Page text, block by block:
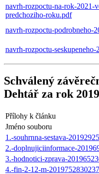
navrh-rozpoctu-na-rok-2021-
predchoziho-roku.pdf
navrh-rozpoctu-podrobneho-
navrh-rozpoctu-seskupeneho-
Schválený
Dehtář za rok 2019
Přílohy k článku
Jméno souboru
1.-souhrnna-sestava-
2.-doplnujiciinformace-
3.-hodnotici-zprava-
4.-fin-2-12-m-